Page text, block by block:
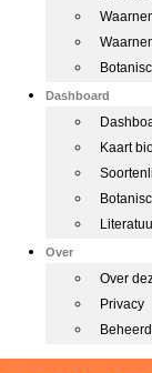
Dashboard
Kaart
Over
Over
Privacy